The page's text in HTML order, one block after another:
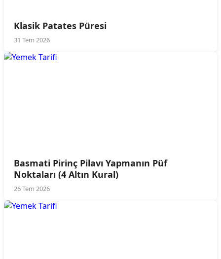
Klasik Patates Püresi
31 Tem 2026
Basmati Pirinç Pilavı Yapmanın Püf
Noktaları (4 Altın Kural)
26 Tem 2026